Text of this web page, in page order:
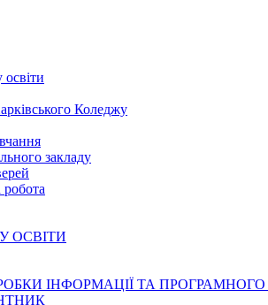
освіти
Коледжу
закладу
ОСВІТИ
ІНФОРМАЦІЇ ТА